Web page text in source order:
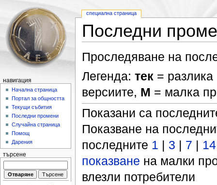
Последни
Проследяване на
Легенда: тек= разлика
версиите, М = малка
Показани са
Показване на
последните 1 | 3 | 7 | 14
показване на малки
влезли потребители
специална страница
навигация
Начална страница
Портал за общността
Текущи събития
Последни промени
Случайна страница
Помощ
Дарения
търсене